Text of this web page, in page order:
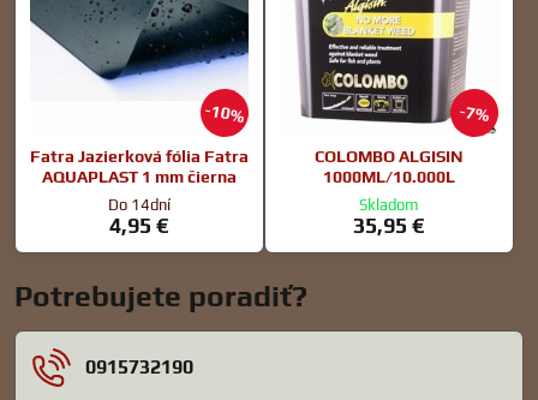
10%
Fatra Jazierková fólia Fatra
AQUAPLAST 1 mm čierna
Do 14dní
4,95 €
7%
COLOMBO ALGISIN
1000ML/10.000L
Skladom
35,95 €
Potrebujete poradiť?
0915732190